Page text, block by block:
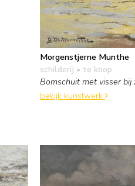
Morgenstjerne Munthe
schilderij • te koop
Bomschuit met visser bij
bekijk kunstwerk